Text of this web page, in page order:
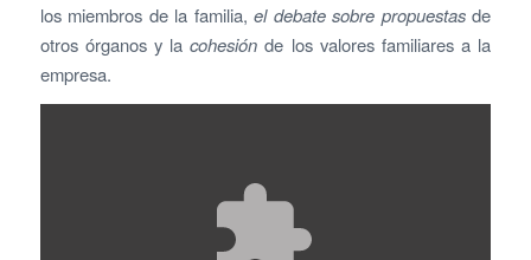
los miembros de la familia,el debate sobre propuestasde
otros órganos y lacohesión de los valores familiares a la
empresa.